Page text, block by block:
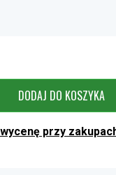
DODAJ DO KOSZYKA
przy